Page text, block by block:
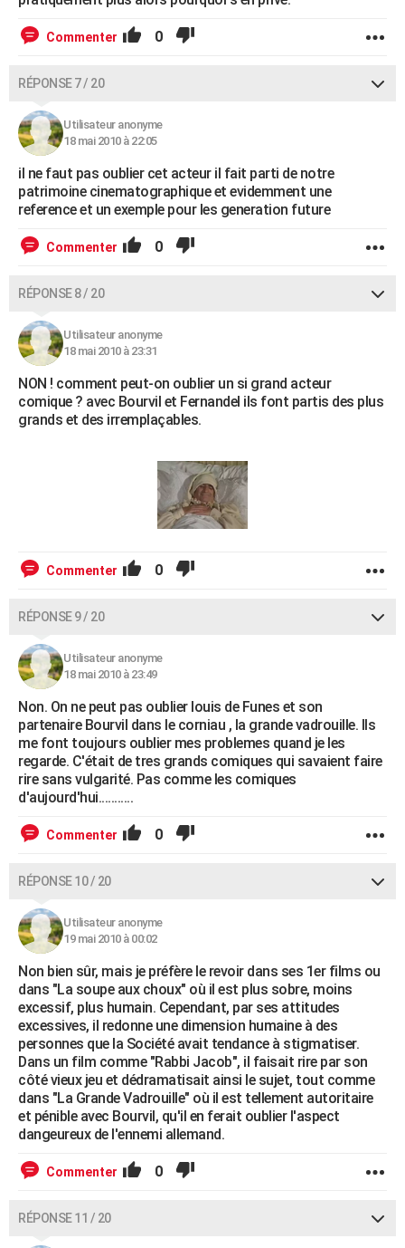
Commenter 0
RÉPONSE 7 / 20
Utilisateur anonyme
18 mai 2010 à 22:05
il ne faut pas oublier cet acteur il fait parti de notre
patrimoine cinematographique et evidemment une
reference et un exemple pour les generation future
Commenter 0
RÉPONSE 8 / 20
Utilisateur anonyme
18 mai 2010 à 23:31
NON ! comment peut-on oublier un si grand acteur
comique ? avec Bourvil et Fernandel ils font partis des plus
grands et des irremplaçables.
Commenter 0
RÉPONSE 9 / 20
Utilisateur anonyme
18 mai 2010 à 23:49
Non. On ne peut pas oublier louis de Funes et son
partenaire Bourvil dans le corniau , la grande vadrouille. Ils
me font toujours oublier mes problemes quand je les
regarde. C'était de tres grands comiques qui savaient faire
rire sans vulgarité. Pas comme les comiques
d'aujourd'hui...........
Commenter 0
RÉPONSE 10 / 20
Utilisateur anonyme
19 mai 2010 à 00:02
Non bien sûr, mais je préfère le revoir dans ses 1er films ou
dans "La soupe aux choux" où il est plus sobre, moins
excessif, plus humain. Cependant, par ses attitudes
excessives, il redonne une dimension humaine à des
personnes que la Société avait tendance à stigmatiser.
Dans un film comme "Rabbi Jacob", il faisait rire par son
côté vieux jeu et dédramatisait ainsi le sujet, tout comme
dans "La Grande Vadrouille" où il est tellement autoritaire
et pénible avec Bourvil, qu'il en ferait oublier l'aspect
dangeureux de l'ennemi allemand.
Commenter 0
RÉPONSE 11 / 20